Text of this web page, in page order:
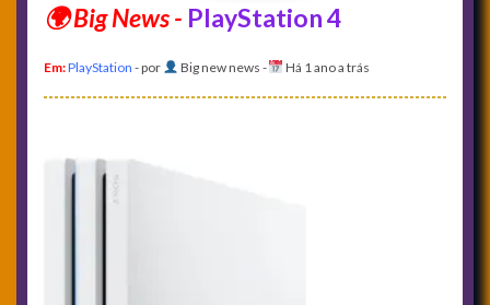
PlayStation 4
Em:PlayStation - por Big new news - Há 1 ano a trás